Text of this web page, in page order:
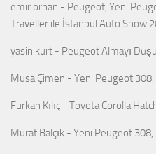
emir orhan - Peugeot, Yeni
Traveller ile İstanbul Auto Show
yasin kurt - Peugeot Almayı
Musa Çimen - Yeni Peugeot
Furkan Kılıç - Toyota Corolla
Murat Balçık - Yeni Peugeot 308,